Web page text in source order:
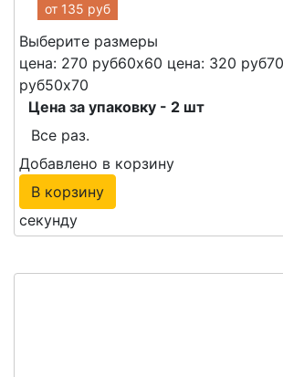
от 135 руб
Выберите размеры
цена: 270 руб60х60 цена: 320 руб
руб50х70
Цена за упаковку - 2 шт
Все раз.
Добавлено в корзину
В корзину
секунду